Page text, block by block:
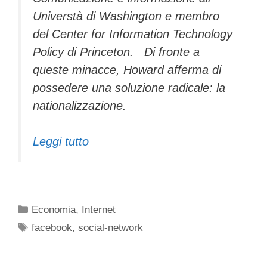
Universtà di Washington e membro
del Center for Information Technology
Policy di Princeton. Di fronte a
queste minacce, Howard afferma di
possedere una soluzione radicale: la
nationalizzazione.
Leggi tutto
Categorie
Economia, Internet
Tag
facebook,social-network